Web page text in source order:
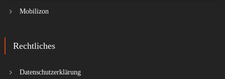
Mobilizon
Rechtliches
Datenschutzerklärung